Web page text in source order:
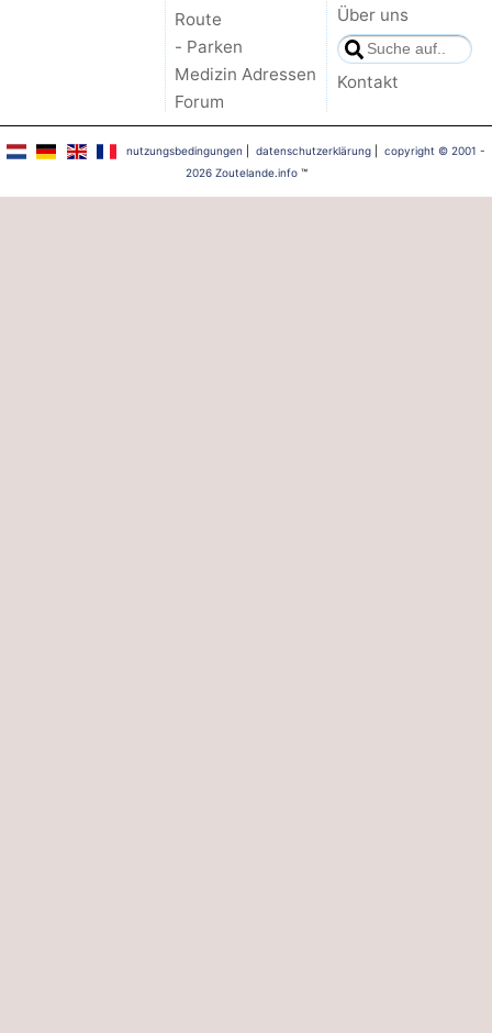
Route
- Parken
Medizin Adressen
Forum
Über uns
Kontakt
nutzungsbedingungen datenschutzerklärung| copyright © 2001 -
2026 Zoutelande.info™